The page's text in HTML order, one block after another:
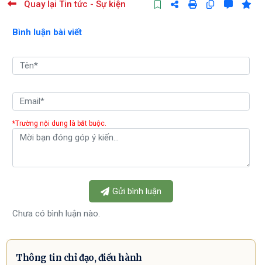
Quay lại Tin tức - Sự kiện
Bình luận bài viết
*Trường nội dung là bắt buộc.
Gửi bình luận
Chưa có bình luận nào.
Thông tin chỉ đạo, điều hành